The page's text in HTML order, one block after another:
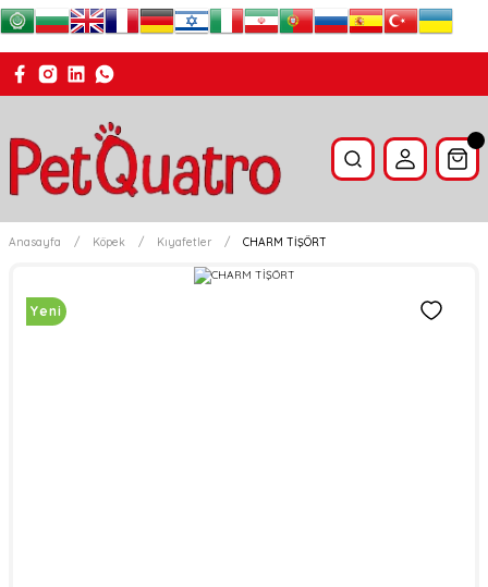
Anasayfa Köpek Kıyafetler CHARM TİŞÖRT
Yeni